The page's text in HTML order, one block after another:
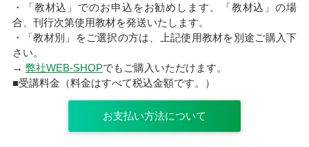
・「教材込」でのお申込をお勧めします。「教材込」の場
合、刊行次第使用教材を発送いたします。
・「教材別」をご選択の方は、上記使用教材を別途ご購入下
さい。
→ 弊社WEB-SHOPでもご購入いただけます。
■受講料金（料金はすべて税込金額です。）
お支払い方法について